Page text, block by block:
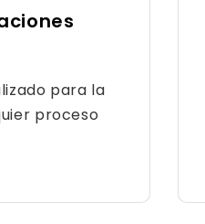
para la
proceso